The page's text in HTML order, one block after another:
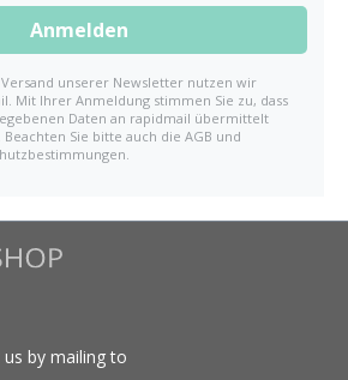
Anmelden
unserer Newsletter nutzen wir
Mit Ihrer Anmeldung stimmen Sie zu, dass
Daten an rapidmail übermittelt
Sie bitte auch die AGB und
by mailing to